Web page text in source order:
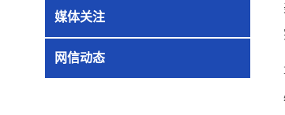
媒体关注
网信动态